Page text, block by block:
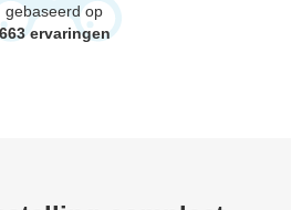
gebaseerd op
ervaringen